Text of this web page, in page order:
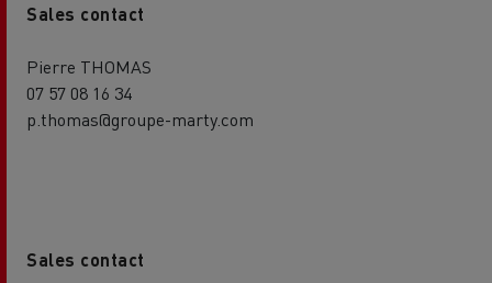
Sales contact
Pierre THOMAS
07 57 08 16 34
p.thomas@groupe-marty.com
Sales contact